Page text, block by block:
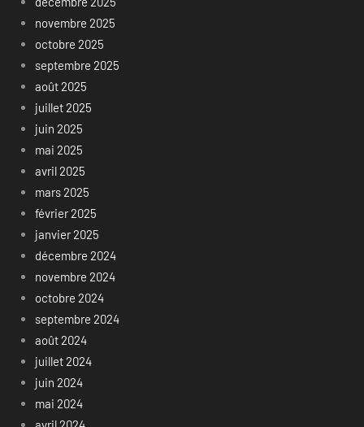
novembre 2025
octobre 2025
septembre 2025
août 2025
juillet 2025
juin 2025
mai 2025
avril 2025
mars 2025
février 2025
janvier 2025
décembre 2024
novembre 2024
octobre 2024
septembre 2024
août 2024
juillet 2024
juin 2024
mai 2024